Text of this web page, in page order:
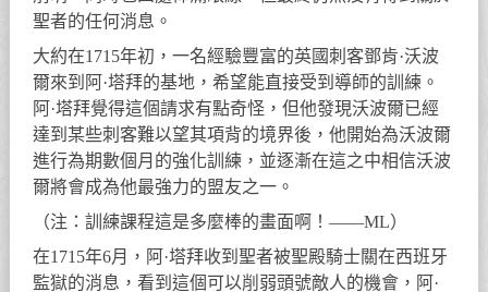
聖者的任何消息。
大約在1715年初，一名經驗豐富的英國刺客鄧肯·沃波
爾來到阿·塔拜的基地，希望能直接受到導師的訓練。
阿·塔拜覺得這個請求有點奇怪，但他發現沃波爾已經
達到某些刺客難以望其項背的境界後，他開始為沃波爾
進行為期數個月的強化訓練，並逐漸在這之中相信沃波
爾將會成為他最強力的盟友之一。
（注：訓練課程這是多麼棒的畫面啊！——ML）
在1715年6月，阿·塔拜收到聖者被聖殿騎士關在西班牙
監獄的消息，看到這個可以削弱頭號敵人的機會，阿·